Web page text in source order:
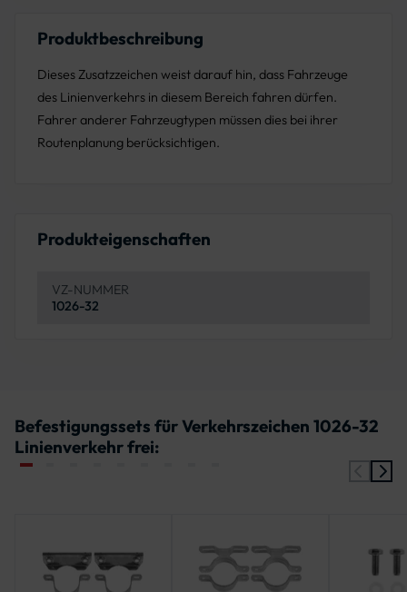
Produktbeschreibung
Dieses Zusatzzeichen weist darauf hin, dass Fahrzeuge
des Linienverkehrs in diesem Bereich fahren dürfen.
Fahrer anderer Fahrzeugtypen müssen dies bei ihrer
Routenplanung berücksichtigen.
Produkteigenschaften
VZ-NUMMER
1026-32
Befestigungssets für Verkehrszeichen 1026-32
Linienverkehr frei: